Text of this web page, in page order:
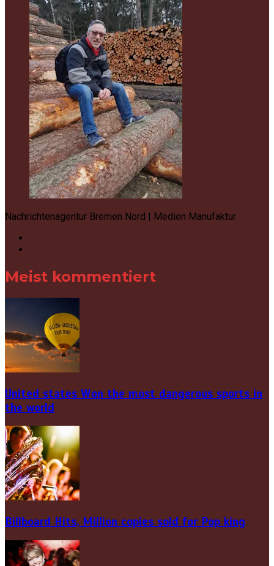
Nachrichtenagentur Bremen Nord | Medien Manufaktur
Meist kommentiert
United states Won the most dangerous sports in
the world
Billboard Hits, Million copies sold for Pop king